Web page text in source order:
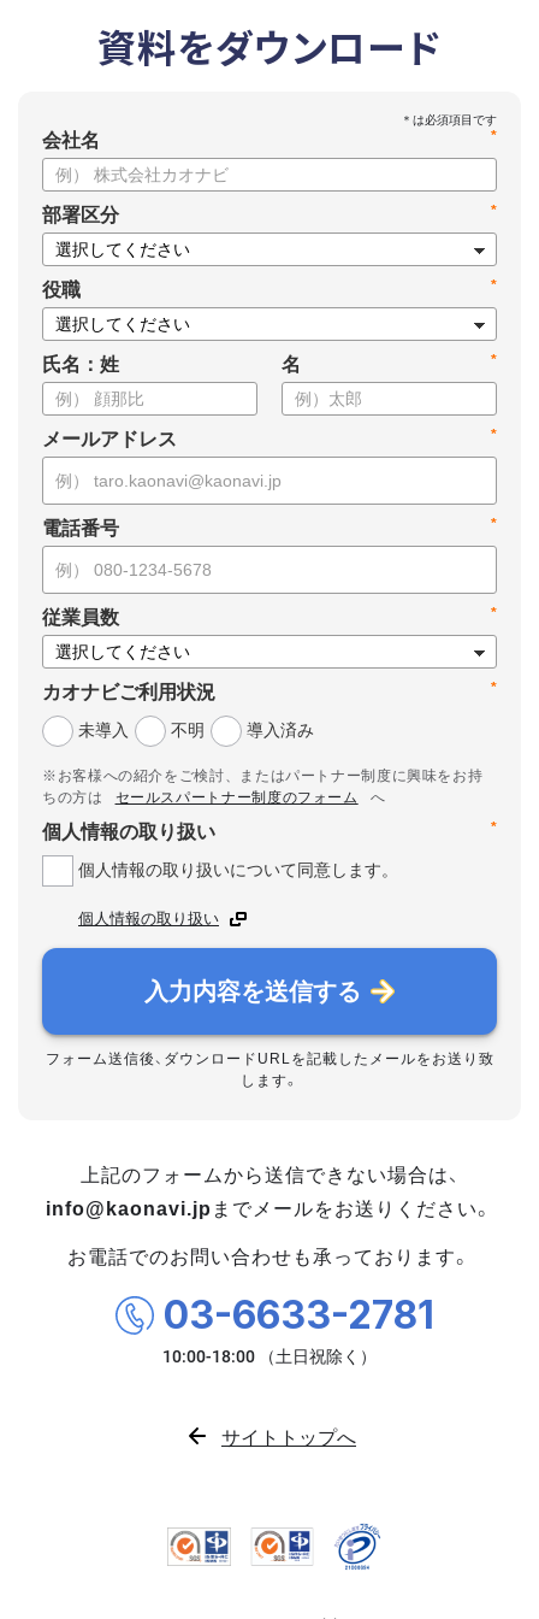
資料をダウンロード
*
会社名
*
部署区分
*
役職
氏名：姓 *
名
*
メールアドレス
*
電話番号
*
従業員数
*
カオナビご利用状況
未導入
不明 導入済み
※お客様への紹介をご検討、またはパートナー制度に興味をお持
ちの方は
セールスパートナー制度のフォーム
へ
*
個人情報の取り扱い
個人情報の取り扱いについて同意します。
個人情報の取り扱い
入力内容を送信する
フォーム送信後、ダウンロードURLを記載したメールをお送り致
します。
上記のフォームから送信できない場合は、
info@kaonavi.jp までメールをお送りください。
お電話でのお問い合わせも承っております。
03-6633-2781
サイトトップへ